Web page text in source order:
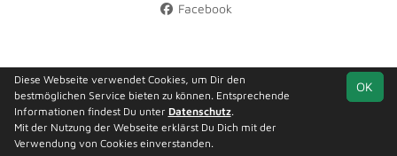
Facebook
OK
Diese Webseite verwendet Cookies, um Dir den
bestmöglichen Service bieten zu können. Entsprechende
Informationen findest Du unter Datenschutz.
Mit der Nutzung der Webseite erklärst Du Dich mit der
Verwendung von Cookies einverstanden.